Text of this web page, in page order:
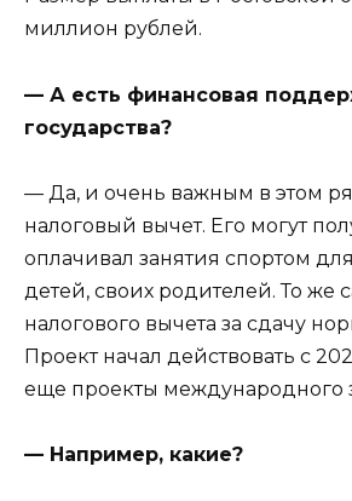
миллион рублей.
— А есть финансовая
государства?
— Да, и очень важным в этом
налоговый вычет. Его могут
оплачивал занятия спортом
детей, своих родителей. То же
налогового вычета за сдачу
Проект начал действовать с
еще проекты международного
— Например, какие?